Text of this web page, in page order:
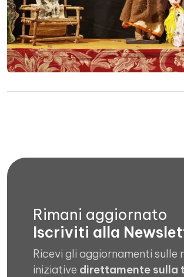
Rimani aggiornato
Iscriviti alla
Ricevi gli aggiornamenti sulle
iniziative direttamente sulla